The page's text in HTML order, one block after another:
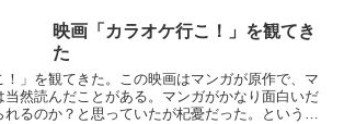
映画「カラオケ行こ！」を観てき
た
」を観てきた。この映画はマンガが原作で、マ
当然読んだことがある。マンガがかなり面白いだ
れるのか？と思っていたが杞憂だった。というか